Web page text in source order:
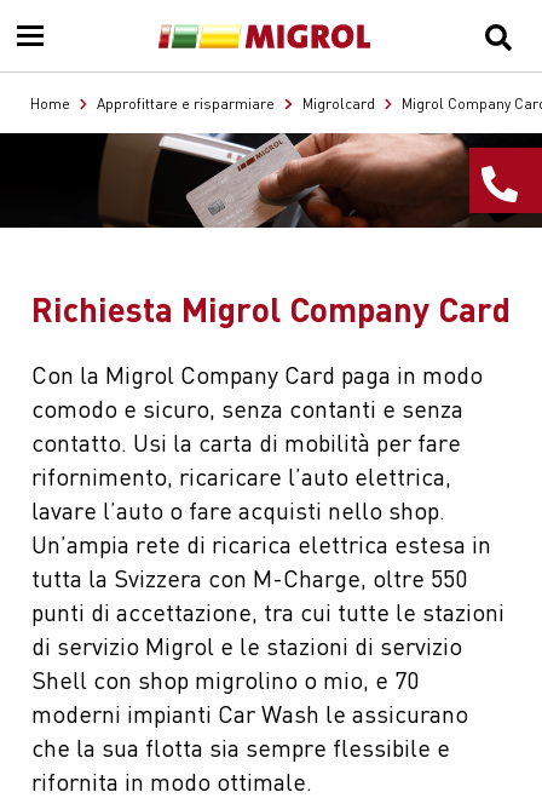
Home Approfittare e risparmiare Migrolcard Migrol Company
Richiesta Migrol Company Card
Con la Migrol Company Card paga in modo
comodo e sicuro, senza contanti e senza
contatto. Usi la carta di mobilità per fare
rifornimento, ricaricare l’auto elettrica,
lavare l’auto o fare acquisti nello shop.
Un’ampia rete di ricarica elettrica estesa in
tutta la Svizzera con M-Charge, oltre 550
punti di accettazione, tra cui tutte le stazioni
di servizio Migrol e le stazioni di servizio
Shell con shop migrolino o mio, e 70
moderni impianti Car Wash le assicurano
che la sua flotta sia sempre flessibile e
rifornita in modo ottimale.